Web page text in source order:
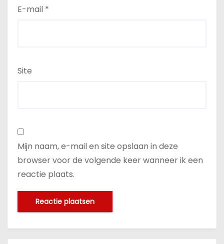
E-mail *
Site
Mijn naam, e-mail en site opslaan in deze
browser voor de volgende keer wanneer ik een
reactie plaats.